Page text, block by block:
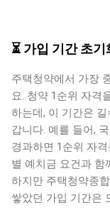
⏳ 가입 기간 초
주택청약에서 가장
요. 청약 1순위 자격
하는데, 이 기간은
갑니다. 예를 들어,
경과하면 1순위 자
별 예치금 요건과 함
하지만 주택청약종
쌓았던 가입 기간은